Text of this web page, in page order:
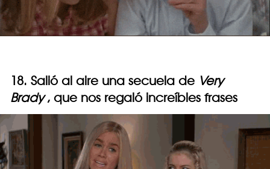
18. Salió al aire una secuela de Very
Brady, que nos regaló increíbles frases